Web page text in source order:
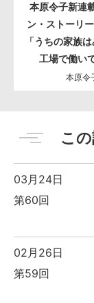
本原令子新連
ン・ストーリ
「うちの家族
工場で働い
本原令
こ
03月24日
第60回
02月26日
第59回